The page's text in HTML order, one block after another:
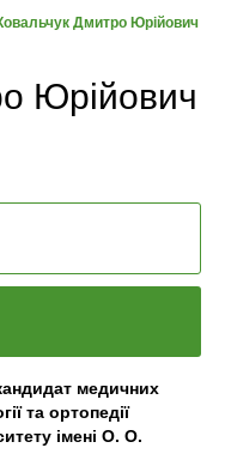
Дмитро Юрійович
Юрійович
медичних
та ортопедії
імені О. О.